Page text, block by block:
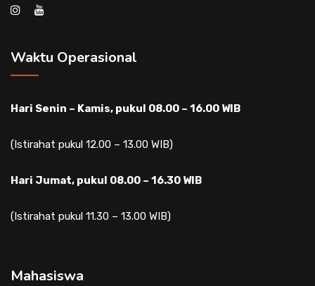
Waktu Operasional
Hari Senin – Kamis, pukul 08.00 – 16.00 WIB
(Istirahat pukul 12.00 – 13.00 WIB)
Hari Jumat, pukul 08.00 – 16.30 WIB
(Istirahat pukul 11.30 – 13.00 WIB)
Mahasiswa